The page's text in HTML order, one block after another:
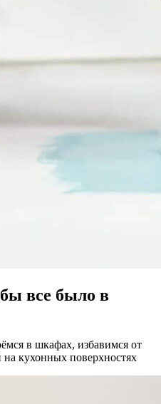
все было в
в шкафах, избавимся от
кухонных поверхностях